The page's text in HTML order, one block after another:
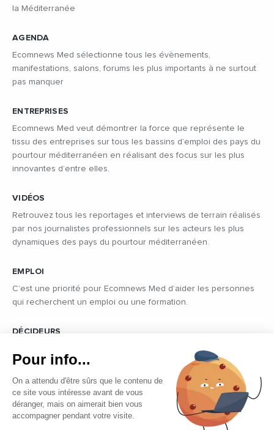
la Méditerranée
AGENDA
Ecomnews Med sélectionne tous les évènements,
manifestations, salons, forums les plus importants à ne surtout
pas manquer
ENTREPRISES
Ecomnews Med veut démontrer la force que représente le
tissu des entreprises sur tous les bassins d’emploi des pays du
pourtour méditerranéen en réalisant des focus sur les plus
innovantes d’entre elles.
VIDÉOS
Retrouvez tous les reportages et interviews de terrain réalisés
par nos journalistes professionnels sur les acteurs les plus
dynamiques des pays du pourtour méditerranéen.
EMPLOI
C’est une priorité pour Ecomnews Med d’aider les personnes
qui recherchent un emploi ou une formation.
DÉCIDEURS
politique des pays du pourtour de la Méditerranée.
Pour info...
On a attendu d'être sûrs que le contenu de
ce site vous intéresse avant de vous
déranger, mais on aimerait bien vous
accompagner pendant votre visite.